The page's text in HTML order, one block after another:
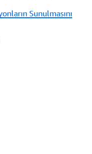
Sunulmasını